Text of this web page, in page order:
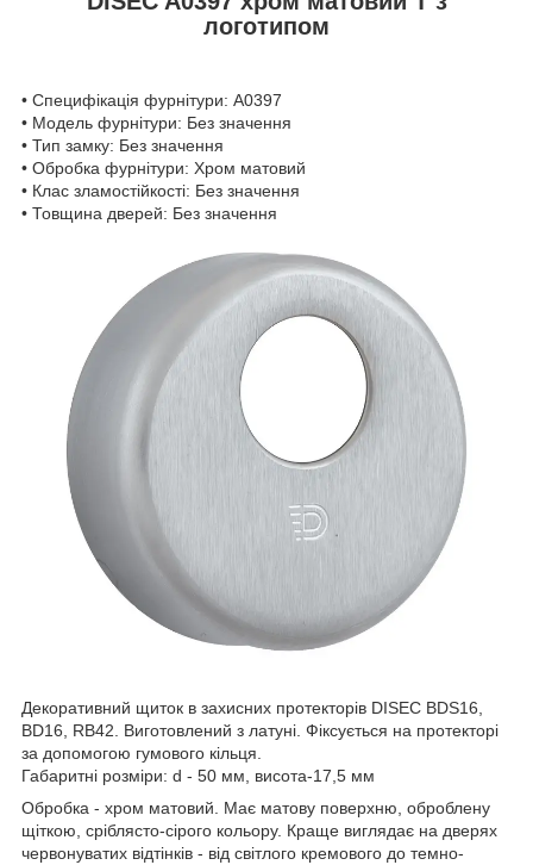
логотипом
• Специфікація фурнітури: A0397
• Модель фурнітури: Без значення
• Тип замку: Без значення
• Обробка фурнітури: Хром матовий
• Клас зламостійкості: Без значення
• Товщина дверей: Без значення
Декоративний щиток в захисних протекторів DISEC BDS16,
BD16, RB42. Виготовлений з латуні. Фіксується на протекторі
за допомогою гумового кільця.
Габаритні розміри: d - 50 мм, висота-17,5 мм
Обробка - хром матовий. Має матову поверхню, оброблену
щіткою, сріблясто-сірого кольору. Краще виглядає на дверях
червонуватих відтінків - від світлого кремового до темно-